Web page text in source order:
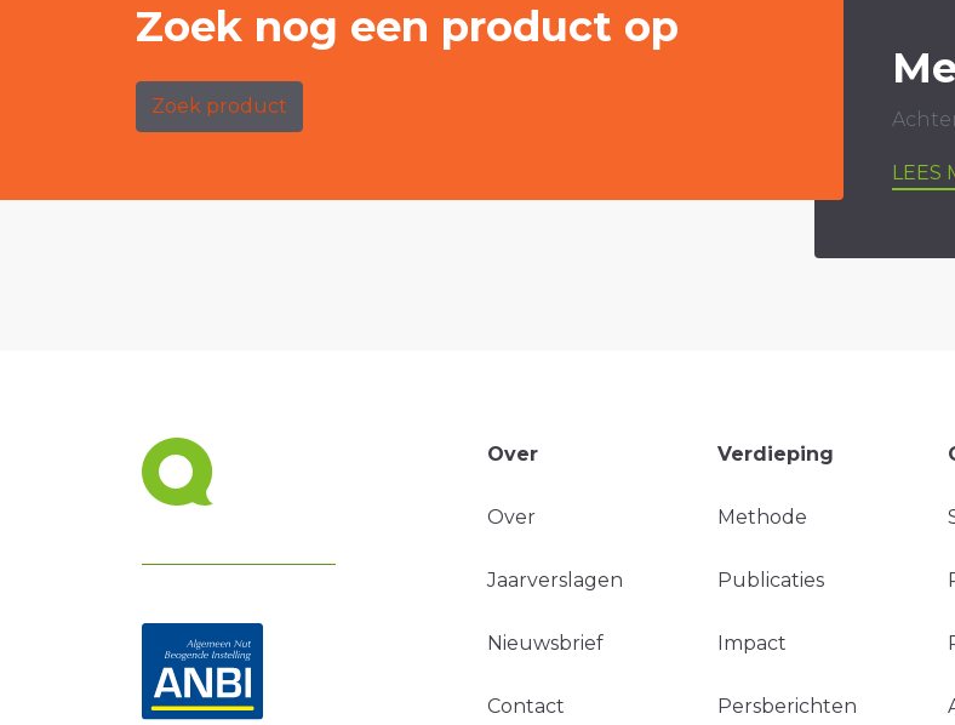
Zoek nog een product op
Zoek product
LEES
Over
Over
Jaarverslagen
Nieuwsbrief
Contact
Verdieping
Methode
Publicaties
Impact
Persberichten